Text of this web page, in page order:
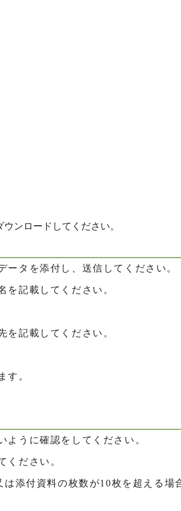
ウンロードしてください。
ータを添付し、送信してください。
を記載してください。
を記載してください。
す。
ように確認をしてください。
ください。
添付資料の枚数が10枚を超える場